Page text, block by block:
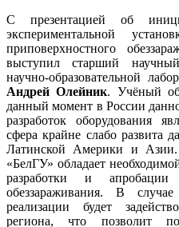
С презентацией об
экспериментальной
приповерхностного
выступил старший
научно-образовательной
Андрей Олейник. Учёный
данный момент в России
разработок оборудования
сфера крайне слабо развита
Латинской Америки и
«БелГУ» обладает
разработки и апробации
обеззараживания. В
реализации будет
региона, что позволит